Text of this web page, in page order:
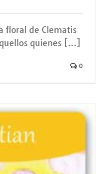
floral de Clematis
quienes [...]
0